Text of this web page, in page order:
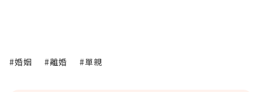
#婚姻 #離婚 #單親